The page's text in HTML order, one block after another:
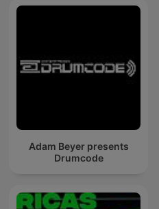
Adam Beyer presents
Drumcode